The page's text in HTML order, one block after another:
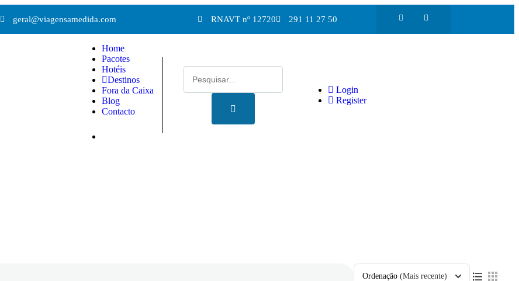
geral@viagensamedida.com RNAVT nº 12720 291 11 27 50
Home
Pacotes
Hotéis
Destinos
Fora da Caixa
Blog
Contacto
Login
Register
Ordenação (Mais recente)